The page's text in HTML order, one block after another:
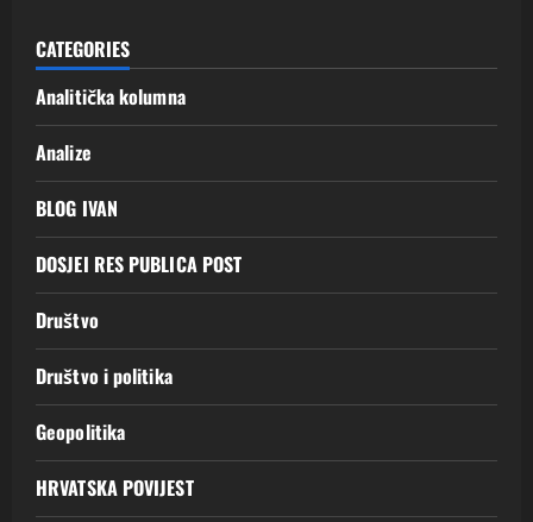
CATEGORIES
Analitička kolumna
Analize
BLOG IVAN
DOSJEI RES PUBLICA POST
Društvo
Društvo i politika
Geopolitika
HRVATSKA POVIJEST